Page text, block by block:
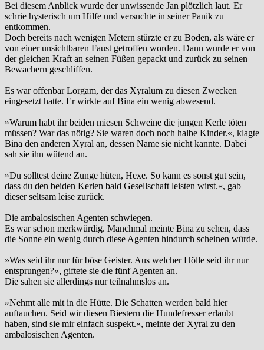
Bei diesem Anblick wurde der unwissende Jan plötzlich laut. Er
schrie hysterisch um Hilfe und versuchte in seiner Panik zu
entkommen.
Doch bereits nach wenigen Metern stürzte er zu Boden, als wäre er
von einer unsichtbaren Faust getroffen worden. Dann wurde er von
der gleichen Kraft an seinen Füßen gepackt und zurück zu seinen
Bewachern geschliffen.
Es war offenbar Lorgam, der das Xyralum zu diesen Zwecken
eingesetzt hatte. Er wirkte auf Bina ein wenig abwesend.
»Warum habt ihr beiden miesen Schweine die jungen Kerle töten
müssen? War das nötig? Sie waren doch noch halbe Kinder.«, klagte
Bina den anderen Xyral an, dessen Name sie nicht kannte. Dabei
sah sie ihn wütend an.
»Du solltest deine Zunge hüten, Hexe. So kann es sonst gut sein,
dass du den beiden Kerlen bald Gesellschaft leisten wirst.«, gab
dieser seltsam leise zurück.
Die ambalosischen Agenten schwiegen.
Es war schon merkwürdig. Manchmal meinte Bina zu sehen, dass
die Sonne ein wenig durch diese Agenten hindurch scheinen würde.
»Was seid ihr nur für böse Geister. Aus welcher Hölle seid ihr nur
entsprungen?«, giftete sie die fünf Agenten an.
Die sahen sie allerdings nur teilnahmslos an.
»Nehmt alle mit in die Hütte. Die Schatten werden bald hier
auftauchen. Seid wir diesen Biestern die Hundefresser erlaubt
haben, sind sie mir einfach suspekt.«, meinte der Xyral zu den
ambalosischen Agenten.